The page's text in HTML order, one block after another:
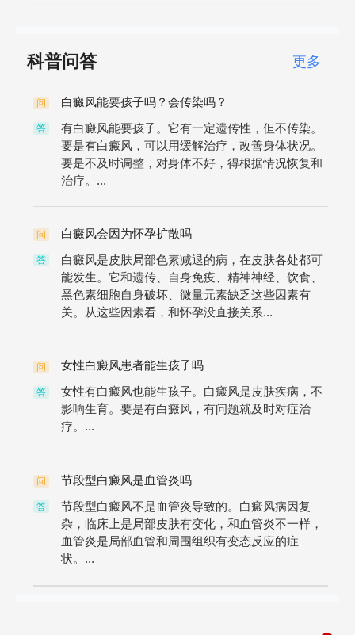
科普问答 更多
问 白癜风能要孩子吗？会传染吗？
答
有白癜风能要孩子。它有一定遗传性，但不传染。
要是有白癜风，可以用缓解治疗，改善身体状况。
要是不及时调整，对身体不好，得根据情况恢复和
治疗。...
问 白癜风会因为怀孕扩散吗
答
白癜风是皮肤局部色素减退的病，在皮肤各处都可
能发生。它和遗传、自身免疫、精神神经、饮食、
黑色素细胞自身破坏、微量元素缺乏这些因素有
关。从这些因素看，和怀孕没直接关系...
问 女性白癜风患者能生孩子吗
答
女性有白癜风也能生孩子。白癜风是皮肤疾病，不
影响生育。要是有白癜风，有问题就及时对症治
疗。...
问 节段型白癜风是血管炎吗
答
节段型白癜风不是血管炎导致的。白癜风病因复
杂，临床上是局部皮肤有变化，和血管炎不一样，
血管炎是局部血管和周围组织有变态反应的症
状。...